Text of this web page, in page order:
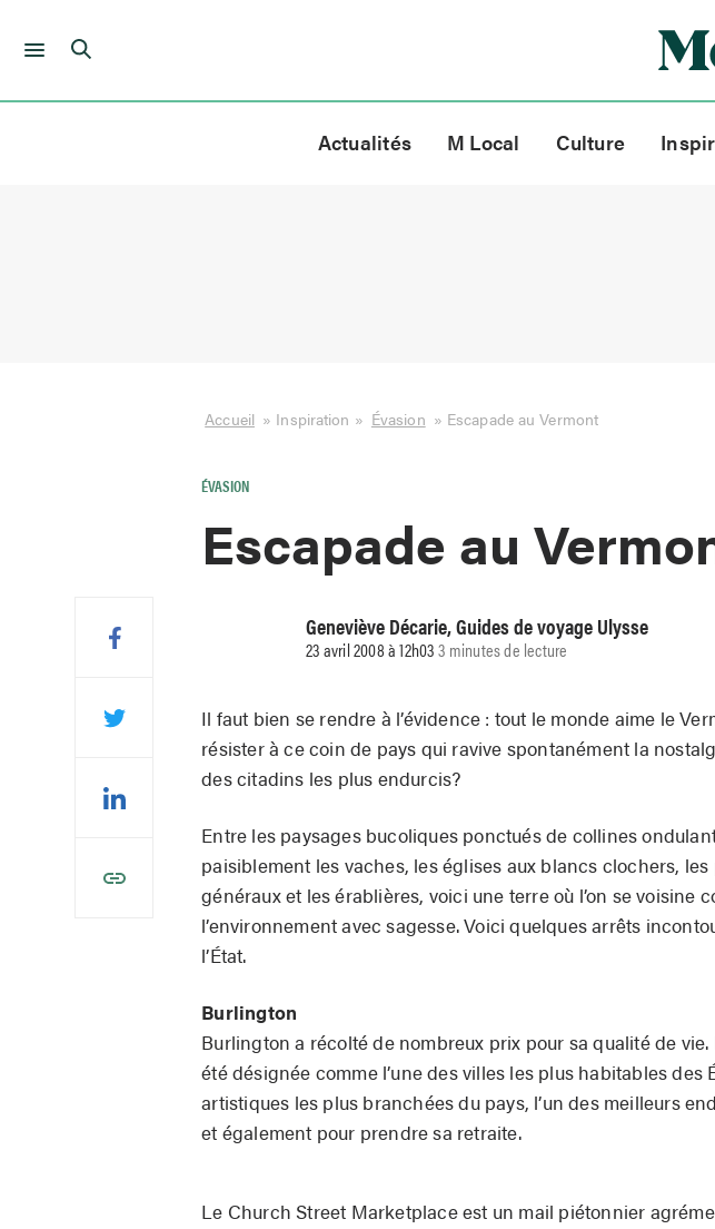
Skip
Actualités M Local Culture
Accueil » Inspiration » Évasion » Escapade au Vermont
ÉVASION
Escapade au
Geneviève Décarie, Guides de voyage Ulysse
23 avril 2008 à 12h033 minutes de lecture
Il faut bien se rendre à l’évidence : tout le monde aime le
résister à ce coin de pays qui ravive spontanément la
des citadins les plus endurcis?
Entre les paysages bucoliques ponctués de collines
paisiblement les vaches, les églises aux blancs clochers,
généraux et les érablières, voici une terre où l’on se voisine
l’environnement avec sagesse. Voici quelques arrêts
l’État.
Burlington
Burlington a récolté de nombreux prix pour sa qualité de
été désignée comme l’une des villes les plus habitables des
artistiques les plus branchées du pays, l’un des meilleurs
et également pour prendre sa retraite.
Le Church Street Market­place est un mail piétonnier